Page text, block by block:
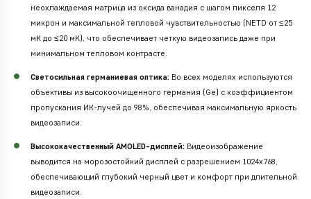
неохлаждаемая матрица из оксида ванадия с шагом пикселя 12
микрон и максимальной тепловой чувствительностью (NETD от ≤25
мК до ≤20 мК), что обеспечивает четкую видеозапись даже при
минимальном тепловом контрасте.
Светосильная германиевая оптика: Во всех моделях используются
объективы из высокоочищенного германия (Ge) с коэффициентом
пропускания ИК-лучей до 98%, обеспечивая максимальную яркость
видеозаписи.
Высококачественный AMOLED-дисплей: Видеоизображение
выводится на морозостойкий дисплей с разрешением 1024х768,
обеспечивающий глубокий черный цвет и комфорт при длительной
видеозаписи.